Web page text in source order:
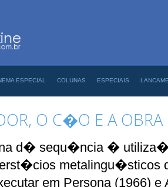
ESPECIAL COLUNAS ESPECIAIS
O C�O E A OBRA
d� sequ�ncia �
metalingu�sticos
em Persona (1966) e